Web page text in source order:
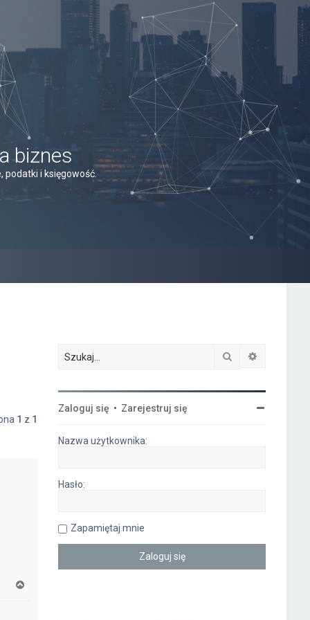
biznes
podatki i księgowość.
1 z 1
Szukaj
Zaloguj się • Zarejestruj się
Nazwa użytkownika:
Hasło:
Zapamiętaj mnie